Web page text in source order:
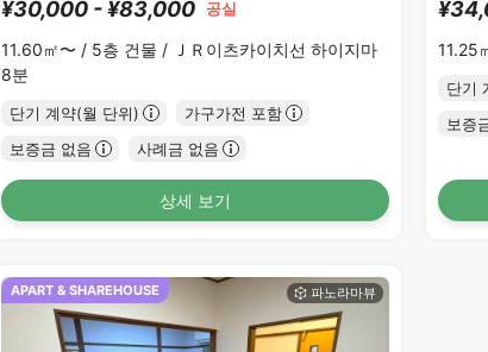
¥30,000 - ¥83,000 공실
11.60㎡〜 / 5층 건물 / ＪＲ이츠카이치선 하이지마
8분
단기 계약(월 단위)
가구가전 포함
보증금 없음
사례금 없음
상세 보기
11.25
단기
보증
APART & SHAREHOUSE